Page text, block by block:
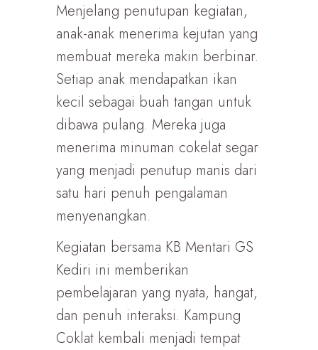
Menjelang penutupan kegiatan,
anak-anak menerima kejutan yang
membuat mereka makin berbinar.
Setiap anak mendapatkan ikan
kecil sebagai buah tangan untuk
dibawa pulang. Mereka juga
menerima minuman cokelat segar
yang menjadi penutup manis dari
satu hari penuh pengalaman
menyenangkan.
Kegiatan bersama KB Mentari GS
Kediri ini memberikan
pembelajaran yang nyata, hangat,
dan penuh interaksi. Kampung
Coklat kembali menjadi tempat